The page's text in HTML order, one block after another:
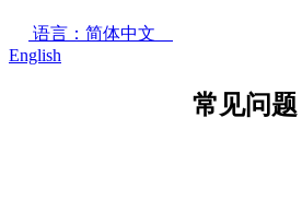
语言：简体中文
English
常见问题